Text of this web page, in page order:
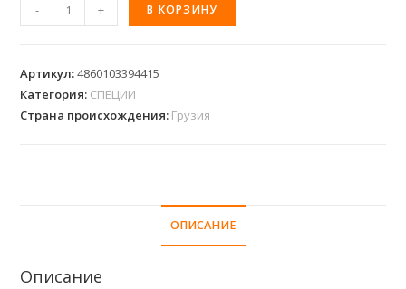
- + В КОРЗИНУ
Артикул:4860103394415
Категория: СПЕЦИИ
Страна происхождения: Грузия
ОПИСАНИЕ
Описание